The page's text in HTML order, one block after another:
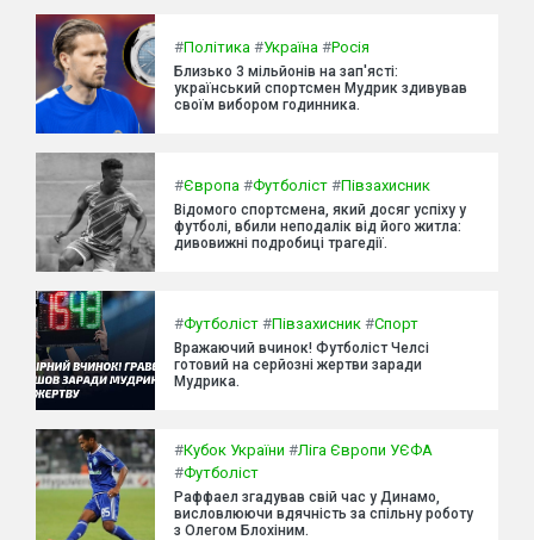
#Політика #Україна #Росія
Близько 3 мільйонів на зап'ясті:
український спортсмен Мудрик здивував
своїм вибором годинника.
#Європа #Футболіст #Півзахисник
Відомого спортсмена, який досяг успіху у
футболі, вбили неподалік від його житла:
дивовижні подробиці трагедії.
#Футболіст #Півзахисник #Спорт
Вражаючий вчинок! Футболіст Челсі
готовий на серйозні жертви заради
Мудрика.
#Кубок України #Ліга Європи УЄФА
#Футболіст
Раффаел згадував свій час у Динамо,
висловлюючи вдячність за спільну роботу
з Олегом Блохіним.